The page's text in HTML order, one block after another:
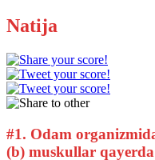
Natija
#1. Odam
(b) muskullar